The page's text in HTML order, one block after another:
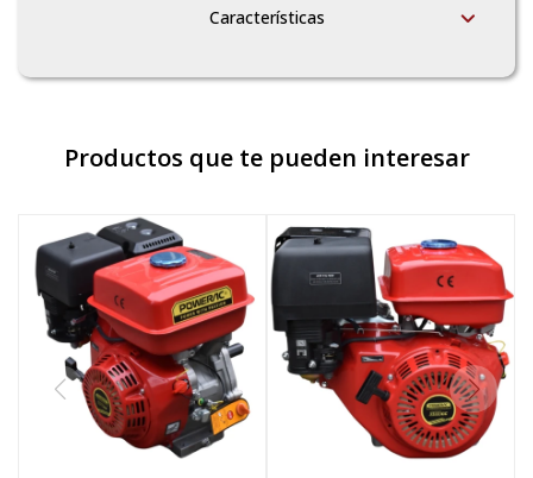
Características
Productos que te pueden interesar